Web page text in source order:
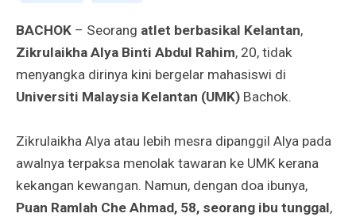
BACHOK – Seorang atlet berbasikal Kelantan,
Zikrulaikha Alya Binti Abdul Rahim, 20, tidak
menyangka dirinya kini bergelar mahasiswi di
Universiti Malaysia Kelantan (UMK) Bachok.
Zikrulaikha Alya atau lebih mesra dipanggil Alya pada
awalnya terpaksa menolak tawaran ke UMK kerana
kekangan kewangan. Namun, dengan doa ibunya,
Puan Ramlah Che Ahmad, 58, seorang ibu tunggal,